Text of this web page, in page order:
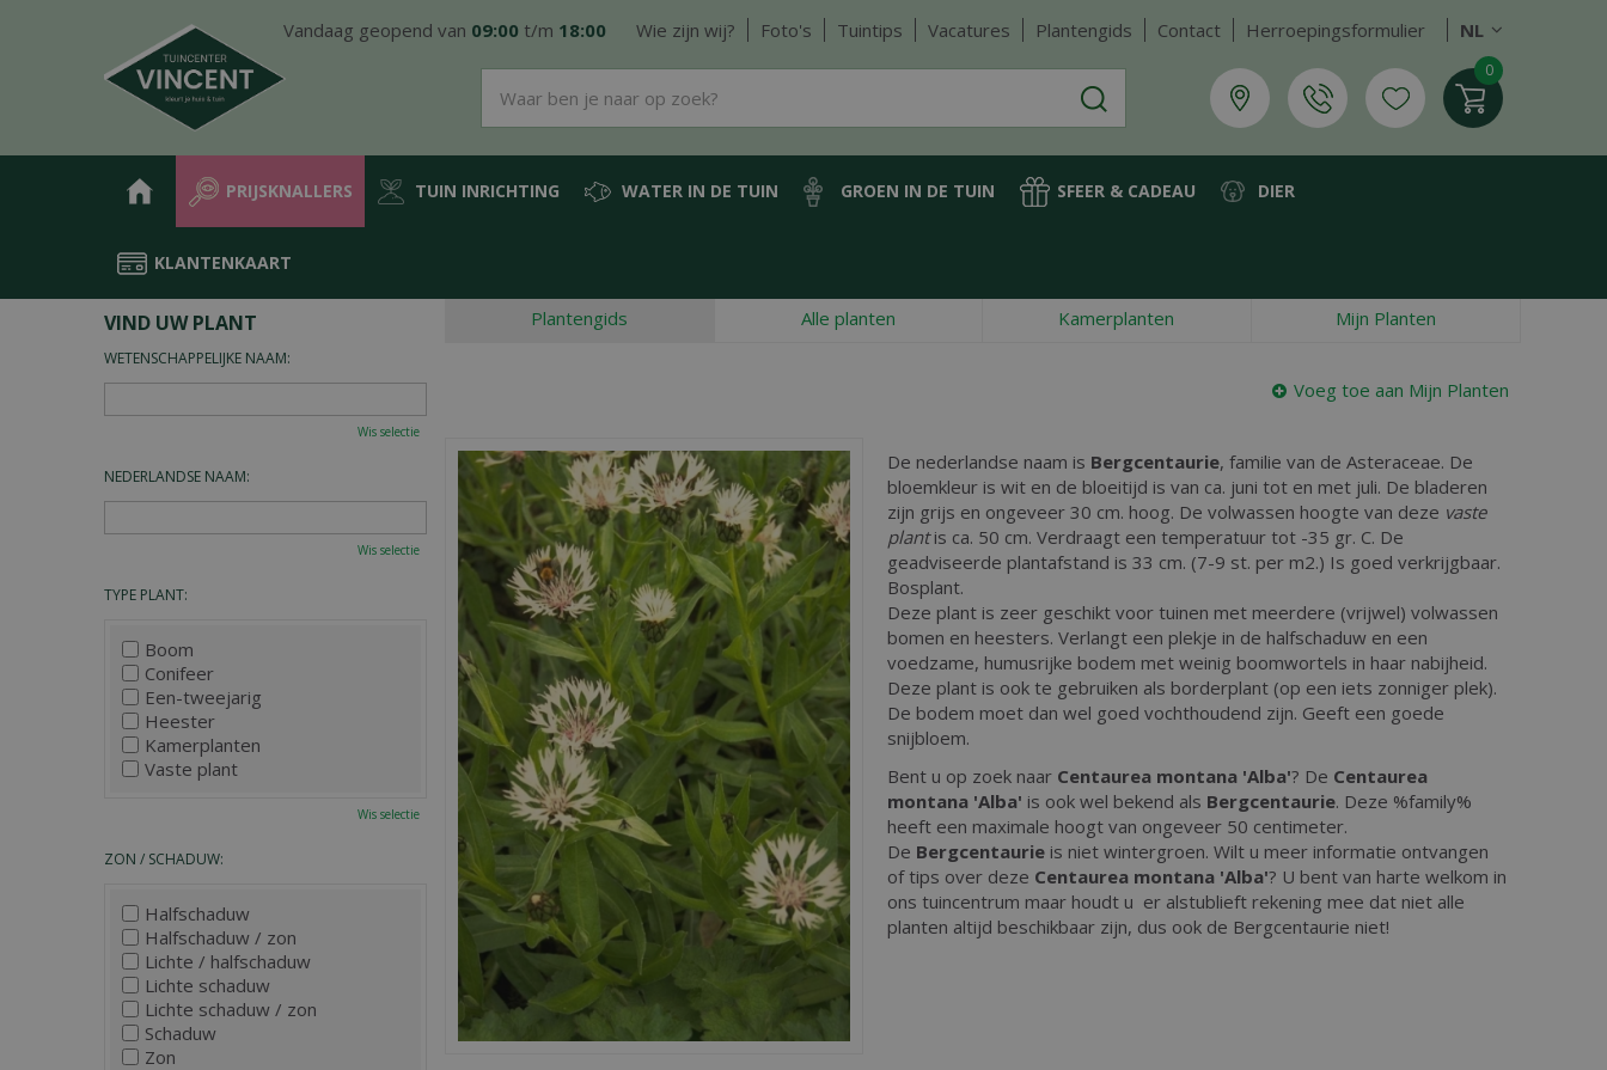
Home Plantengids
Vandaag geopend van 09:00 t/m 18:00 Wie zijn wij? Foto's Tuintips Vacatures Plantengids Contact Herroepingsformulier NL
PRIJSKNALLERS TUIN INRICHTING WATER IN DE TUIN GROEN IN DE TUIN SFEER & CADEAU DIER
KLANTENKAART
Plantengids Alle planten Kamerplanten Mijn Planten
Voeg toe aan Mijn Planten
De nederlandse naam is Bergcentaurie, familie van de Asteraceae. De
bloemkleur is wit en de bloeitijd is van ca. juni tot en met juli. De bladeren
zijn grijs en ongeveer 30 cm. hoog. De volwassen hoogte van deze vaste
plantis ca. 50 cm. Verdraagt een temperatuur tot -35 gr. C. De
geadviseerde plantafstand is 33 cm. (7-9 st. per m2.) Is goed verkrijgbaar.
Bosplant.
Deze plant is zeer geschikt voor tuinen met meerdere (vrijwel) volwassen
bomen en heesters. Verlangt een plekje in de halfschaduw en een
voedzame, humusrijke bodem met weinig boomwortels in haar nabijheid.
Deze plant is ook te gebruiken als borderplant (op een iets zonniger plek).
De bodem moet dan wel goed vochthoudend zijn. Geeft een goede
snijbloem.
Bent u op zoek naar Centaurea montana 'Alba'? De Centaurea
montana 'Alba' is ook wel bekend als Bergcentaurie. Deze %family%
heeft een maximale hoogt van ongeveer 50 centimeter.
De Bergcentaurie is niet wintergroen. Wilt u meer informatie ontvangen
of tips over deze Centaurea montana 'Alba'? U bent van harte welkom in
ons tuincentrum maar houdt u er alstublieft rekening mee dat niet alle
planten altijd beschikbaar zijn, dus ook de Bergcentaurie niet!
VIND UW PLANT
WETENSCHAPPELIJKE NAAM:
Wis selectie
NEDERLANDSE NAAM:
Wis selectie
TYPE PLANT:
Boom
Conifeer
Een-tweejarig
Heester
Kamerplanten
Vaste plant
Wis selectie
ZON / SCHADUW:
Halfschaduw
Halfschaduw / zon
Lichte / halfschaduw
Lichte schaduw
Lichte schaduw / zon
Schaduw
Zon